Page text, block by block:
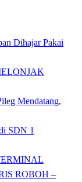
Dihajar Pakai
Mendatang,
SDN 1
ROBOH –